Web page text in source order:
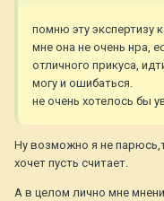
помню эту экспертизу
мне она не очень нра,
отличного прикуса,
могу и ошибаться.
не очень хотелось бы
Ну возможно я не
хочет пусть считает.
А в целом лично мне